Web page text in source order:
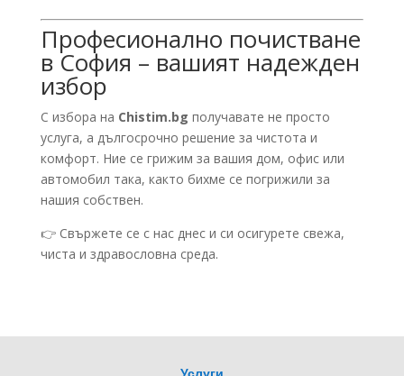
Професионално почистване
в София – вашият надежден
избор
С избора на Chistim.bg получавате не просто
услуга, а дългосрочно решение за чистота и
комфорт. Ние се грижим за вашия дом, офис или
автомобил така, както бихме се погрижили за
нашия собствен.
👉 Свържете се с нас днес и си осигурете свежа,
чиста и здравословна среда.